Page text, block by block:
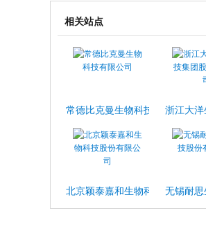
相关站点
常德比克曼生物科技有限公司
浙江大
北京颖泰嘉和生物科技股份有限
无锡耐